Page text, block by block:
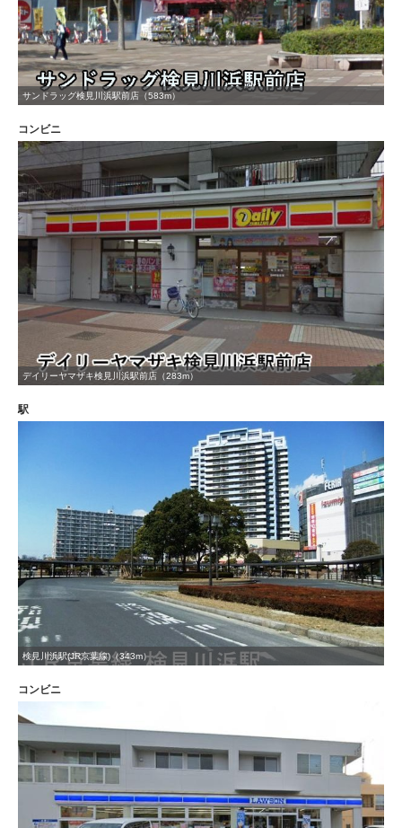
サンドラッグ検見川浜駅前店（583m）
コンビニ
デイリーヤマザキ検見川浜駅前店（283m）
駅
検見川浜駅(JR京葉線)（343m）
コンビニ